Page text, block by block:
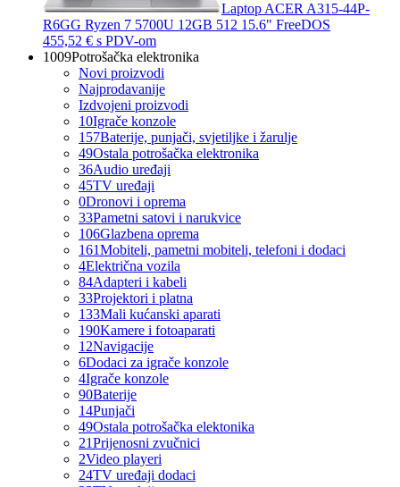
Laptop ACER A315-44P-
R6GG Ryzen 7 5700U 12GB 512 15.6" FreeDOS
455,52 € s PDV-om
1009Potrošačka elektronika
Novi proizvodi
Najprodavanije
Izdvojeni proizvodi
10Igrače konzole
157Baterije, punjači, svjetiljke i žarulje
49Ostala potrošačka elektronika
36Audio uređaji
45TV uređaji
0Dronovi i oprema
33Pametni satovi i narukvice
106Glazbena oprema
161Mobiteli, pametni mobiteli, telefoni i dodaci
4Električna vozila
84Adapteri i kabeli
33Projektori i platna
133Mali kućanski aparati
190Kamere i fotoaparati
12Navigacije
6Dodaci za igrače konzole
4Igrače konzole
90Baterije
14Punjači
49Ostala potrošačka elektonika
21Prijenosni zvučnici
2Video playeri
24TV uređaji dodaci